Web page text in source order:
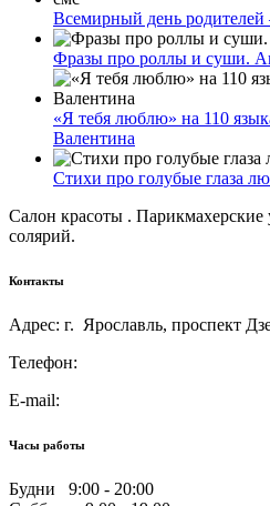
Всемирный день
Фразы про роллы и суши.
«Я тебя люблю» на 110
Валентина
Стихи про голубые глаза
Салон красоты .
солярий.
Контакты
Адрес: г. Ярославль, проспект
Телефон:
E-mail:
Часы работы
Будни 9:00 - 20:00